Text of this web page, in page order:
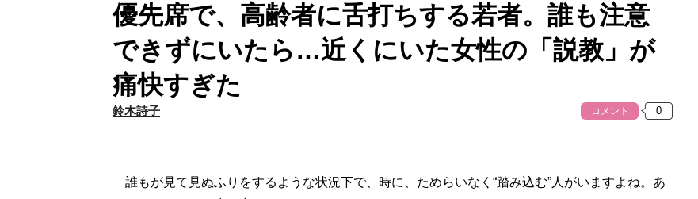
優先席で、高齢者に舌打ちする若者。誰も注意
できずにいたら…近くにいた女性の「説教」が
痛快すぎた
鈴木詩子 コメント
誰もが見て見ぬふりをするような状況下で、時に、ためらいなく“踏み込む”人がいますよね。あ